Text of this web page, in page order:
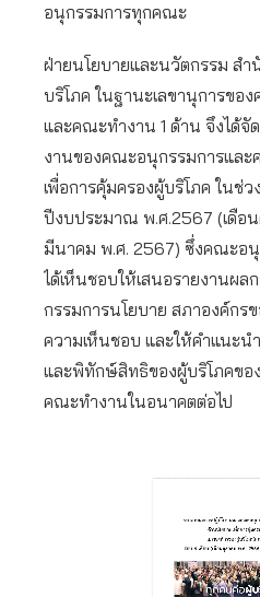
อนุกรรมการทุกคณะ
ฝ่ายนโยบายและนวัตกรรม สำ
บริโภค ในฐานะเลขานุการขอ
และคณะทำงาน 1 ด้าน จึงได้จั
งานของคณะอนุกรรมการแล
เพื่อการคุ้มครองผู้บริโภค ในช่ว
ปีงบประมาณ พ.ศ.2567 (เดือ
มีนาคม พ.ศ. 2567) ซึ่งคณะอ
ได้เห็นชอบให้เสนอรายงานผ
กรรมการนโยบาย สภาองค์กร
ความเห็นชอบ และให้คำแนะน
และพิทักษ์สิทธิของผู้บริโภคข
คณะทำงานในอนาคตต่อไป